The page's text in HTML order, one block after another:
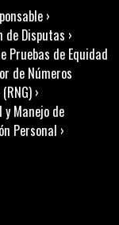
›
de Disputas ›
Pruebas de Equidad
de Números
›
y Manejo de
Personal ›